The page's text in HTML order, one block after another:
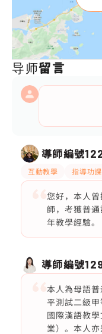
导师留言
導師編號
互動教學 指導功課
您好，本人
師，考獲普
年教學經驗。
導師編號
本人為母語
平測試二級
國際漢語教
業）。本人